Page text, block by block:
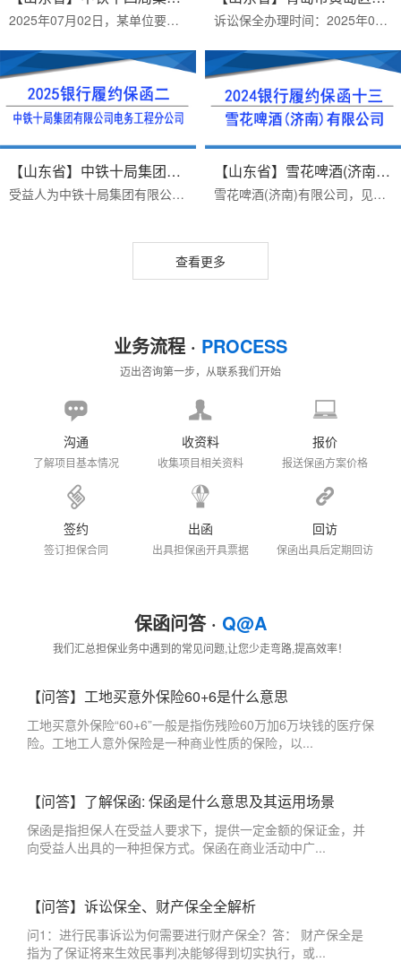
2025年07月02日，某单位要求开具受益人为：中铁十四局集团有限公司，银行投标保函。2025年07月02日顺利出函。办理投标保函需要资料：1 投标公司营业执照扫描件（拍照），2 ... 诉讼保全办理时间：2025年05月08日案由：合同纠纷受理法院：青岛市黄岛区人民法院保函担保金额：680244.77办理周期：一个工作日（当天拿诉讼保全材料）办理资料：1、原/被告...
【山东省】中铁十局集团有限公司...
受益人为中铁十局集团有限公司电务工程分公司独立格式履约保函。客户2024年01月07日开始正式办理，递交资料、签合同、2024年01月10日盖章出保函。保函担保内容：1.担保金额...
【山东省】雪花啤酒(济南)有限公...
雪花啤酒(济南)有限公司，见索即付格式（无条件）履约保函。客户从2024年7月10日开始正式办理，递交资料、签合同、2024年7月12日付款，2024年7月16日盖章出保函。雪花啤酒(...
查看更多
业务流程 · PROCESS
迈出咨询第一步，从联系我们开始
沟通
了解项目基本情况
收资料
收集项目相关资料
报价
报送保函方案价格
签约
签订担保合同
出函
出具担保函开具票据
回访
保函出具后定期回访
保函问答 · Q@A
我们汇总担保业务中遇到的常见问题,让您少走弯路,提高效率！
【问答】工地买意外保险60+6是什么意思
工地买意外保险“60+6”一般是指伤残险60万加6万块钱的医疗保
险。工地工人意外保险是一种商业性质的保险，以...
【问答】了解保函: 保函是什么意思及其运用场景
保函是指担保人在受益人要求下，提供一定金额的保证金，并
向受益人出具的一种担保方式。保函在商业活动中广...
【问答】诉讼保全、财产保全全解析
问1：进行民事诉讼为何需要进行财产保全？答： 财产保全是
指为了保证将来生效民事判决能够得到切实执行，或...